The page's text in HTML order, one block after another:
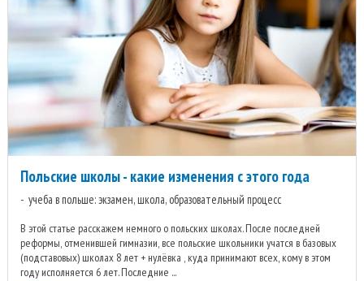
Польские школы - какие изменения с этого года
учеба в польше: экзамен, школа, образовательный процесс
В этой статье расскажем немного о польских школах. После последней
реформы, отменившей гимназии, все польские школьники учатся в базовых
(подставовых) школах 8 лет + нулёвка , куда принимают всех, кому в этом
году исполняется 6 лет. Последние ...